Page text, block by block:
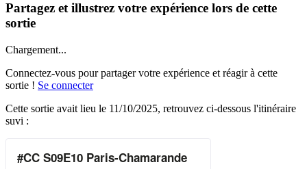
Partagez et illustrez votre expérience lors de cette
sortie
Chargement...
Connectez-vous pour partager votre expérience et réagir à cette
sortie ! Se connecter
Cette sortie avait lieu le 11/10/2025, retrouvez ci-dessous l'itinéraire
suvi :